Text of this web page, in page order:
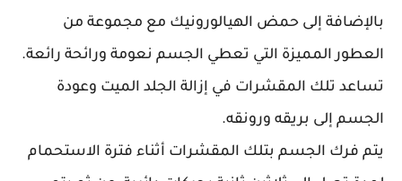
بالإضافة إلى حمض الهيالورونيك مع مجموعة من
العطور المميزة التي تعطي الجسم نعومة ورائحة رائعة.
تساعد تلك المقشرات في إزالة الجلد الميت وعودة
الجسم إلى بريقه ورونقه.
يتم فرك الجسم بتلك المقشرات أثناء فترة الاستحمام